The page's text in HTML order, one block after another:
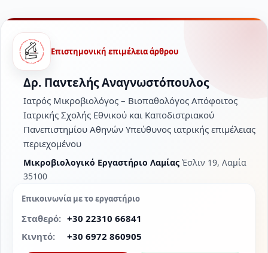
Επιστημονική επιμέλεια άρθρου
Δρ. Παντελής Αναγνωστόπουλος
Ιατρός Μικροβιολόγος – Βιοπαθολόγος Απόφοιτος
Ιατρικής Σχολής Εθνικού και Καποδιστριακού
Πανεπιστημίου Αθηνών Υπεύθυνος ιατρικής επιμέλειας
περιεχομένου
Μικροβιολογικό Εργαστήριο Λαμίας Έσλιν 19, Λαμία
35100
Επικοινωνία με το εργαστήριο
Σταθερό: +30 22310 66841
Κινητό:
+30 6972 860905